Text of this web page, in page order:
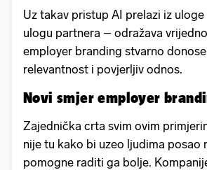
Uz takav pristup AI prelazi iz uloge
ulogu partnera – odražava
employer branding stvarno
relevantnost i povjerljiv odnos.
Novi smjer employer
Zajednička crta svim ovim
nije tu kako bi uzeo ljudima posao
pomogne raditi ga bolje.